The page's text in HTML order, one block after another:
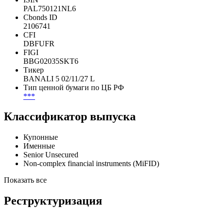
PAL750121NL6
Cbonds ID
2106741
CFI
DBFUFR
FIGI
BBG02035SKT6
Тикер
BANALI 5 02/11/27 L
Тип ценной бумаги по ЦБ РФ
***
Классификатор выпуска
Купонные
Именные
Senior Unsecured
Non-complex financial instruments (MiFID)
Показать все
Реструктуризация